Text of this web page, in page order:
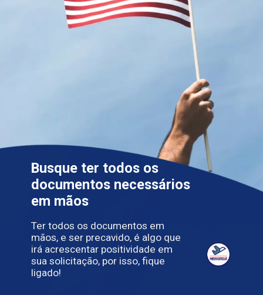
Ter todos os documentos em
mãos, e ser precavido, é algo que
irá acrescentar positividade em
sua solicitação, por isso, fique
ligado!
Busque ter todos os
documentos necessários
em mãos